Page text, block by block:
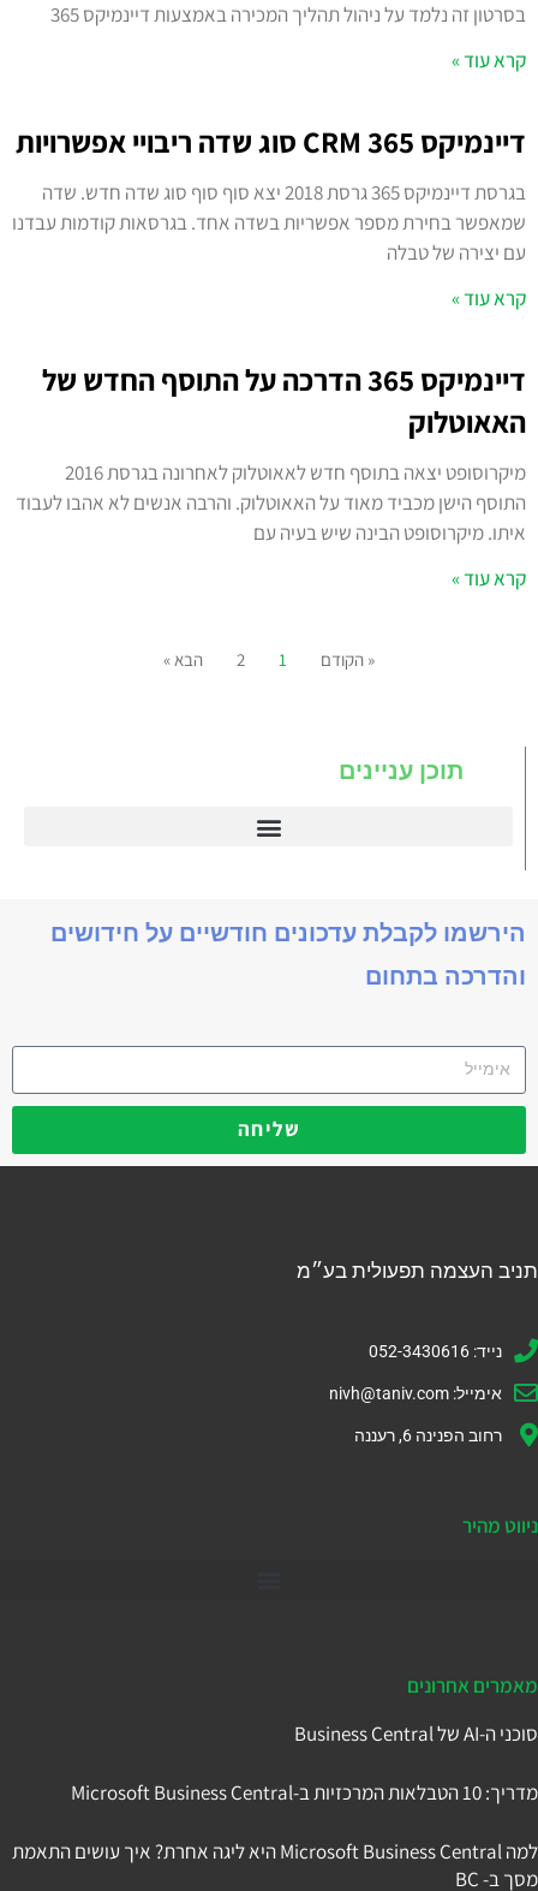
בסרטון זה נלמד על ניהול תהליך המכירה באמצעות דיינמיקס 365
קרא עוד »
דיינמיקס 365 CRM סוג שדה ריבויי אפשרויות
בגרסת דיינמיקס 365 גרסת 2018 יצא סוף סוף סוג שדה חדש. שדה
שמאפשר בחירת מספר אפשריות בשדה אחד. בגרסאות קודמות עבדנו
עם יצירה של טבלה
קרא עוד »
דיינמיקס 365 הדרכה על התוסף החדש של
האאוטלוק
מיקרוסופט יצאה בתוסף חדש לאאוטלוק לאחרונה בגרסת 2016
התוסף הישן מכביד מאוד על האאוטלוק. והרבה אנשים לא אהבו לעבוד
איתו. מיקרוסופט הבינה שיש בעיה עם
קרא עוד »
« הקודם 1
2 הבא »
תוכן עניינים
הירשמו לקבלת עדכונים חודשיים על חידושים
והדרכה בתחום
שליחה
תניב העצמה תפעולית בע״מ
נייד: 052-3430616
אימייל: nivh@taniv.com
רחוב הפנינה 6, רעננה
ניווט מהיר
מאמרים אחרונים
סוכני ה-AI של Business Central
מדריך: 10 הטבלאות המרכזיות ב-Microsoft Business Central
למה Microsoft Business Central היא ליגה אחרת? איך עושים התאמת
מסך ב- BC